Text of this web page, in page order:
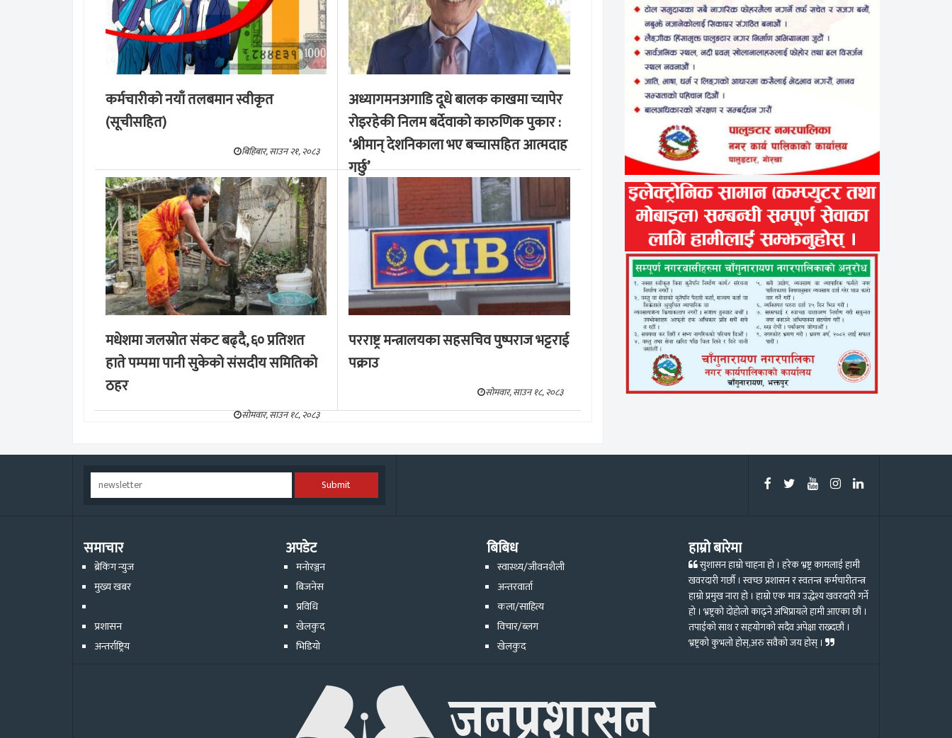
कर्मचारीको नयाँ तलबमान स्वीकृत
(सूचीसहित)
बिहिबार, साउन २१, २०८३
अध्यागमनअगाडि दूधे बालक काखमा च्यापेर
रोइरहेकी निलम बर्देवाको कारुणिक पुकार :
‘श्रीमान् देशनिकाला भए बच्चासहित आत्मदाह
गर्छु’
मङ्लबार, साउन १९, २०८३
मधेशमा जलस्रोत संकट बढ्दै, ६० प्रतिशत
हाते पम्पमा पानी सुकेको संसदीय समितिको
ठहर
सोमवार, साउन १८, २०८३
परराष्ट्र मन्त्रालयका सहसचिव पुष्पराज भट्टराई
पक्राउ
सोमवार, साउन १८, २०८३
Submit
समाचार
ब्रेकिंग न्युज
मुख्य खबर
प्रशासन
अन्तर्राष्ट्रिय
अपडेट
मनोरञ्जन
बिजनेस
प्रविधि
खेलकुद
भिडियो
बिबिध
स्वास्थ्य/जीवनशैली
अन्तरवार्ता
कला/साहित्य
विचार/ब्लग
खेलकुद
हाम्रो बारेमा
सुशासन हाम्रो चाहना हो । हरेक भ्रष्ट्र कामलाई हामी
खवरदारी गर्छौ । स्वच्छ प्रशासन र स्वतन्त्र कर्मचारीतन्त्र
हाम्रो प्रमुख नारा हो । हाम्रो एक मात्र उद्धेश्य खवरदारी गर्ने
हो । भ्रष्ट्रको दोहोलो काढ्ने अभिप्रायले हामी आएका छौं ।
तपाईको साथ र सहयोगको सदैव अपेक्षा राख्दछौं ।
भ्रष्ट्रको कुभलो होस्,अरु सवैको जय होस् ।